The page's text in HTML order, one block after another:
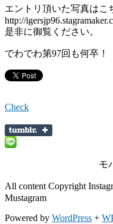
エントリ頂いた写真はこ
http://
是非に御覧ください。
でわでわ第97回も何卒！
Check
モ
All content Copyright
Mustagram
Powered by WordPress +